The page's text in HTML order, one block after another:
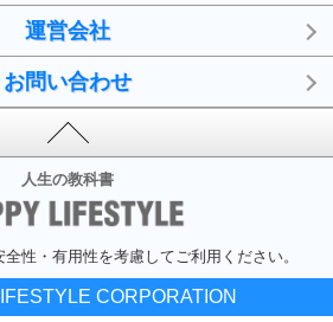
運営会社
お問い合わせ
人生の教科書
性・有用性を考慮してご利用ください。
CORPORATION